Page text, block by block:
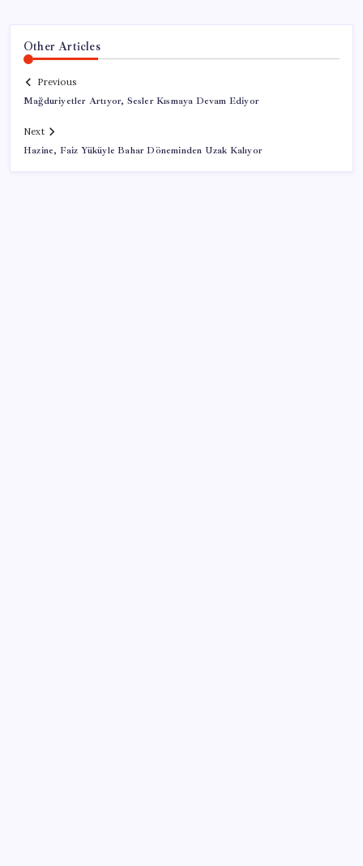
Other Articles
Previous
Mağduriyetler Artıyor, Sesler Kısmaya Devam Ediyor
Next
Hazine, Faiz Yüküyle Bahar Döneminden Uzak Kalıyor